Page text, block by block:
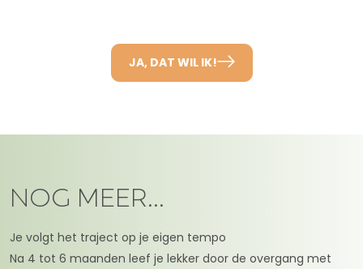
JA, DAT WIL IK!
NOG MEER...
Je volgt het traject op je eigen tempo
Na 4 tot 6 maanden leef je lekker door de overgang met